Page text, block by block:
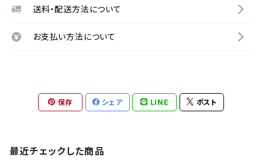
送料・配送方法について
お支払い方法について
保存 シェア LINE ポスト
最近チェックした商品